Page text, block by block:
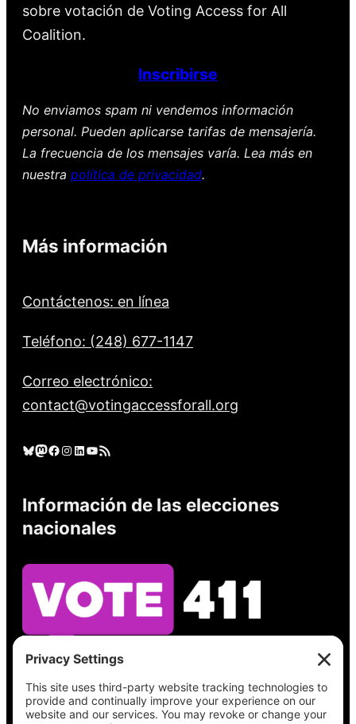
sobre votación de Voting Access for All
Coalition.
Inscribirse
No enviamos spam ni vendemos información
personal. Pueden aplicarse tarifas de mensajería.
La frecuencia de los mensajes varía. Lea más en
nuestra política de privacidad.
Más información
Contáctenos: en línea
Teléfono: (248) 677-1147
Correo electrónico:
contact@votingaccessforall.org
Cielo azul Mastodonte Facebook Instagram LinkedIn YouTube Feed RSS
Información de las elecciones
nacionales
Vea lo que hay en su boleta, encuentre su
lugar de votación, verifique el estado de su